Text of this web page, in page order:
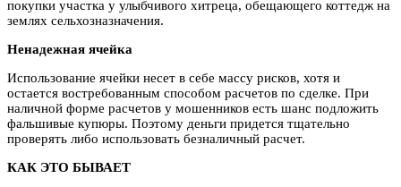
покупки участка у улыбчивого хитреца, обещающего коттедж на
землях сельхозназначения.
Ненадежная ячейка
Использование ячейки несет в себе массу рисков, хотя и
остается востребованным способом расчетов по сделке. При
наличной форме расчетов у мошенников есть шанс подложить
фальшивые купюры. Поэтому деньги придется тщательно
проверять либо использовать безналичный расчет.
КАК ЭТО БЫВАЕТ